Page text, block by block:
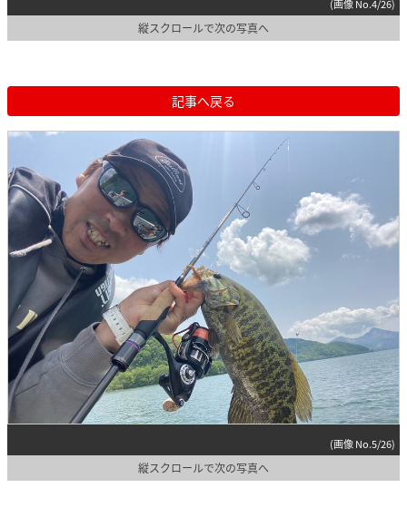
(画像 No.4/26)
縦スクロールで次の写真へ
記事へ戻る
(画像 No.5/26)
縦スクロールで次の写真へ